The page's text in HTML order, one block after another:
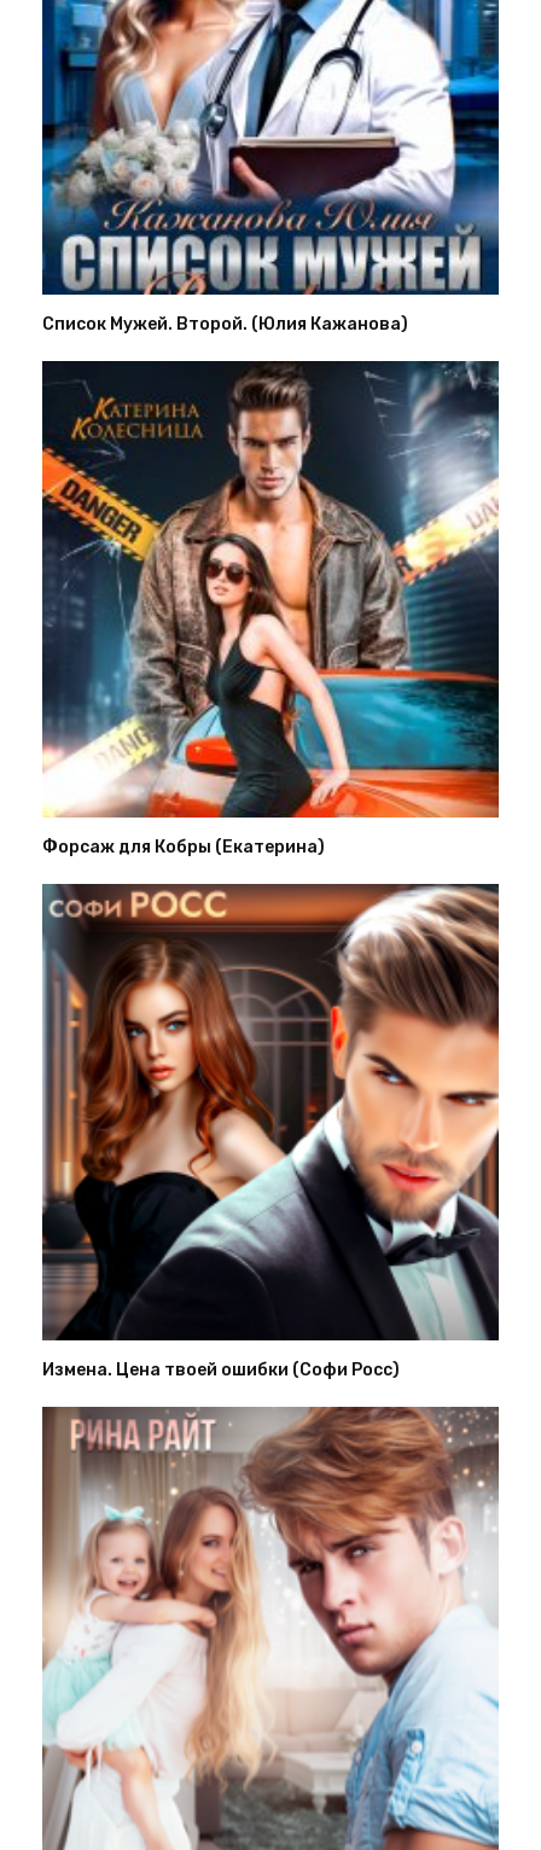
Список Мужей. Второй. (Юлия Кажанова)
Форсаж для Кобры (Екатерина)
Измена. Цена твоей ошибки (Софи Росс)